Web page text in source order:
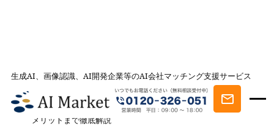
生成AI、画像認識、AI開発企業等のAI会社マッチング支援サービス
AI会社とのマッチングは AI Market
記事一覧
AI事例・AI活用法を探す
プロセス・インフォマティクスとは
なにか？【2026年最新】AI Marketへの相談事例、活用シーン・
メリットまで徹底解説